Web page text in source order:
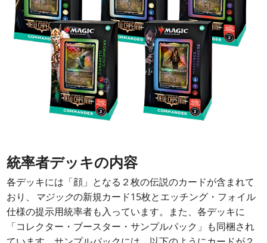
統率者デッキの内容
各デッキには「顔」となる２枚の伝説のカードが含まれて
おり、
マジックの新規カード15枚とエッチング・フォイル
仕様の提示用統率者も入っています。また、各デッキに
「コレクター・ブースター・サンプルパック」も同梱され